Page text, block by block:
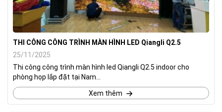
THI CÔNG CÔNG TRÌNH MÀN HÌNH LED Qiangli Q2.5
25/11/2025
Thi công công trình màn hình led Qiangli Q2.5 indoor cho
phòng họp lắp đặt tại Nam...
Xem thêm